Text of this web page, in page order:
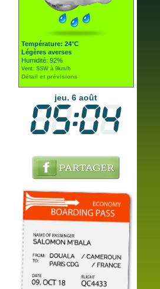
Température: 24°C
Légères averses
Humidité: 92%
Vent: SSW à 9km/h
Détail et prévisions
jeu. 6 août